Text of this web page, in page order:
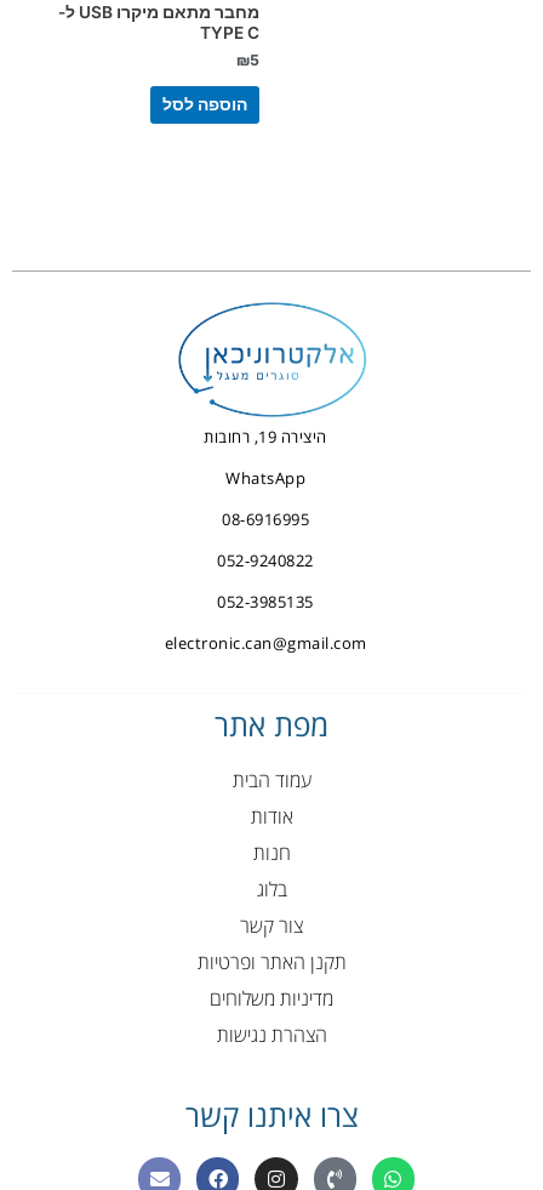
מחבר מתאם מיקרו USB ל-
TYPE C
₪5
הוספה לסל
היצירה 19, רחובות
WhatsApp
08-6916995
052-9240822
052-3985135
electronic.can@gmail.com
מפת אתר
עמוד הבית
אודות
חנות
בלוג
צור קשר
תקנן האתר ופרטיות
מדיניות משלוחים
הצהרת נגישות
צרו איתנו קשר
W
P
I
F
E